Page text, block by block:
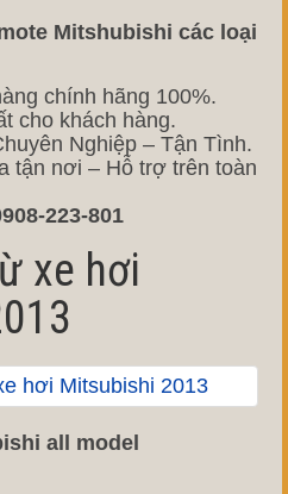
Mitshubishi các loại
chính hãng 100%.
cho khách hàng.
Nghiệp – Tận Tình.
tận nơi – Hỗ trợ trên toàn
223-801
xe hơi
all model